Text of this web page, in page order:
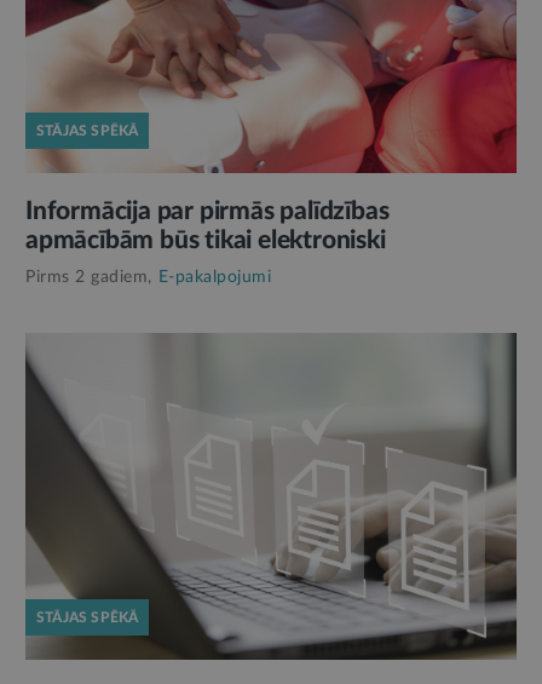
STĀJAS SPĒKĀ
Informācija par pirmās palīdzības
apmācībām būs tikai elektroniski
Pirms 2 gadiem, E-pakalpojumi
STĀJAS SPĒKĀ